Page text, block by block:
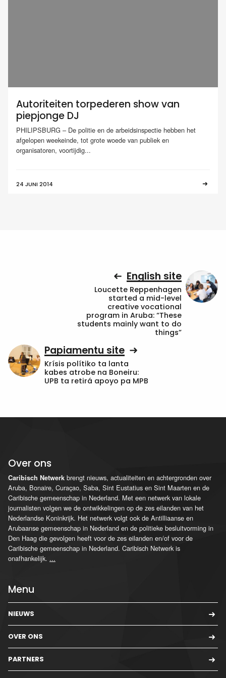
Autoriteiten torpederen show van
piepjonge DJ
PHILIPSBURG – De politie en de arbeidsinspectie hebben het
afgelopen weekeinde, tot grote woede van publiek en
organisatoren, voortijdig...
24 JUNI 2014
English site
Loucette Reppenhagen
started a mid-level
creative vocational
program in Aruba: “These
students mainly want to do
things”
Papiamentu site
Krísis polítiko ta lanta
kabes atrobe na Boneiru:
UPB ta retirá apoyo pa MPB
Over ons
Caribisch Netwerk brengt nieuws, actualiteiten en achtergronden over
Aruba, Bonaire, Curaçao, Saba, Sint Eustatius en Sint Maarten en de
Caribische gemeenschap in Nederland. Met een netwerk van lokale
journalisten volgen we de ontwikkelingen op de zes eilanden van het
Nederlandse Koninkrijk. Het netwerk volgt ook de Antilliaanse en
Arubaanse gemeenschap in Nederland en de politieke besluitvorming in
Den Haag die gevolgen heeft voor de zes eilanden en/of voor de
Caribische gemeenschap in Nederland. Caribisch Netwerk is
onafhankelijk. ...
Menu
NIEUWS
OVER ONS
PARTNERS